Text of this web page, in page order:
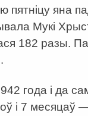
пятніцу яна
Мукі
182 разы.
года і да
і 7 месяцаў